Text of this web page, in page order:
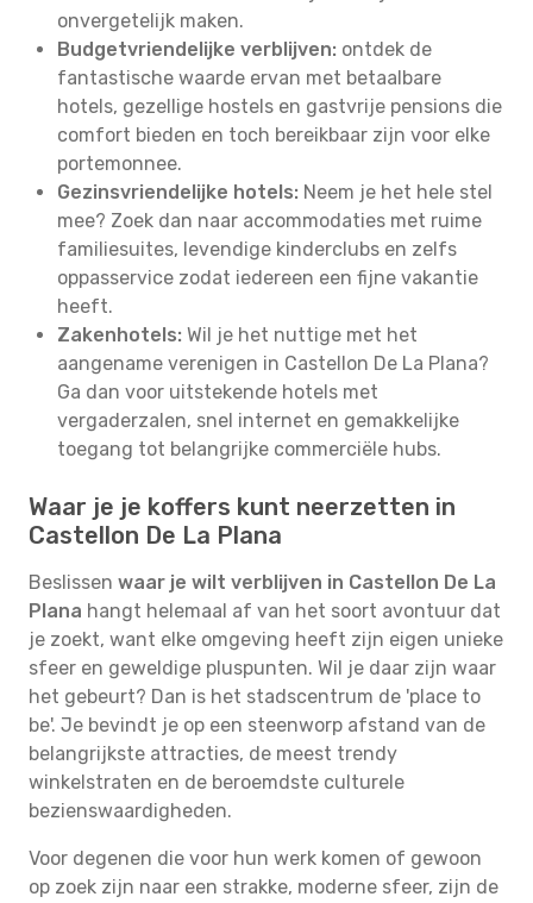
onvergetelijk maken.
Budgetvriendelijke verblijven: ontdek de
fantastische waarde ervan met betaalbare
hotels, gezellige hostels en gastvrije pensions die
comfort bieden en toch bereikbaar zijn voor elke
portemonnee.
Gezinsvriendelijke hotels: Neem je het hele stel
mee? Zoek dan naar accommodaties met ruime
familiesuites, levendige kinderclubs en zelfs
oppasservice zodat iedereen een fijne vakantie
heeft.
Zakenhotels: Wil je het nuttige met het
aangename verenigen in Castellon De La Plana?
Ga dan voor uitstekende hotels met
vergaderzalen, snel internet en gemakkelijke
toegang tot belangrijke commerciële hubs.
Waar je je koffers kunt neerzetten in
Castellon De La Plana
Beslissen waar je wilt verblijven in Castellon De La
Plana hangt helemaal af van het soort avontuur dat
je zoekt, want elke omgeving heeft zijn eigen unieke
sfeer en geweldige pluspunten. Wil je daar zijn waar
het gebeurt? Dan is het stadscentrum de 'place to
be'. Je bevindt je op een steenworp afstand van de
belangrijkste attracties, de meest trendy
winkelstraten en de beroemdste culturele
bezienswaardigheden.
Voor degenen die voor hun werk komen of gewoon
op zoek zijn naar een strakke, moderne sfeer, zijn de